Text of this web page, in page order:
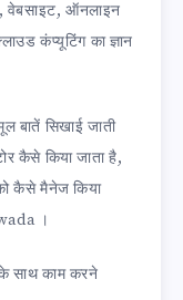
वेबसाइट, ऑनलाइन
कंप्यूटिंग का ज्ञान
बातें सिखाई जाती
कैसे किया जाता है,
कैसे मैनेज किया
।
साथ काम करने